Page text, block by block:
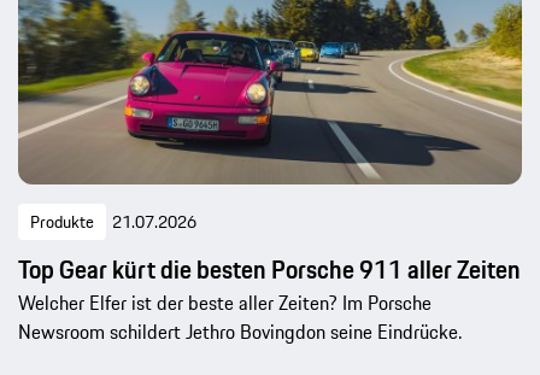
Produkte 21.07.2026
Top Gear kürt die besten Porsche 911 aller Zeiten
Welcher Elfer ist der beste aller Zeiten? Im Porsche
Newsroom schildert Jethro Bovingdon seine Eindrücke.